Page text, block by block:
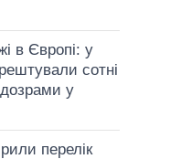
в Європі: у
сотні
у
перелік